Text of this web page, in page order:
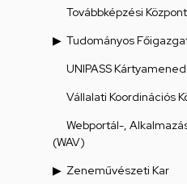
Továbbképzési Központ
Tudományos
UNIPASS
Vállalati Koordinációs
Webportál-,
(WAV)
Zeneművészeti Kar